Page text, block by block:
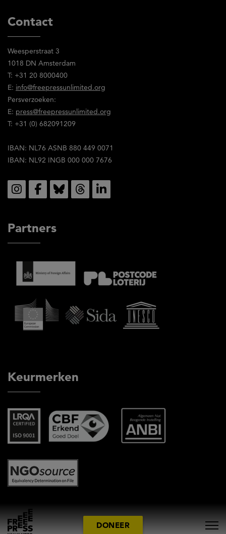
DONEER
Contact
Weesperstraat 3
1018 DN Amsterdam
T: +31 20 8000400
E: info@freepressunlimited.org
Persverzoeken:
E: press@freepressunlimited.org
T: +31 (0) 682091209
IBAN: NL76 ASNB 880 449 0071
IBAN: NL92 INGB 000 000 7676
Social
Partners
Keurmerken
Unlimited
stem
in
met
de
inhoud
ervan.